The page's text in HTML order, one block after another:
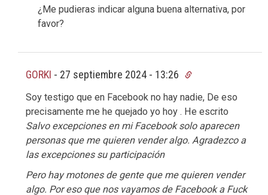
¿Me pudieras indicar alguna buena alternativa, por
favor?
GORKI - 27 septiembre 2024 - 13:26
Soy testigo que en Facebook no hay nadie, De eso
precisamente me he quejado yo hoy . He escrito
Salvo excepciones en mi Facebook solo aparecen
personas que me quieren vender algo. Agradezco a
las excepciones su participación
Pero hay motones de gente que me quieren vender
algo. Por eso que nos vayamos de Facebook a Fuck